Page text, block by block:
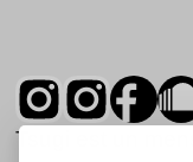
Tsugi est un